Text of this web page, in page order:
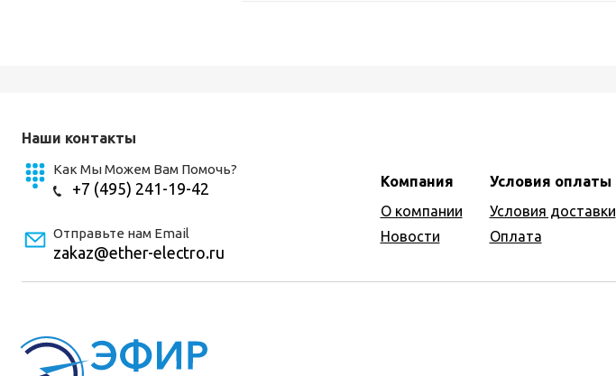
Наши контакты
Как Мы Можем Вам Помочь?
+7 (495) 241-19-42
Отправьте нам Email
zakaz@ether-electro.ru
Компания
О компании
Новости
Условия оплаты
Условия доставки
Оплата